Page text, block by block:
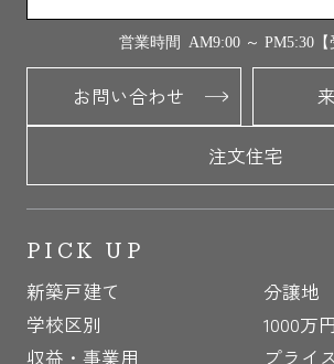
営業時間 AM9:00 ～ PM5:30【
お問い合わせ
注文住宅
PICK UP
新築戸建て
分譲地
学校区別
1000万
収益・事業用
プライ